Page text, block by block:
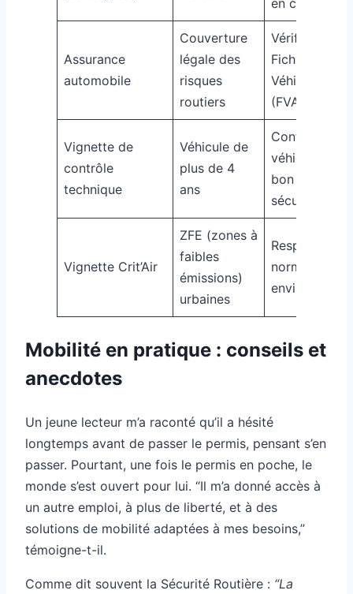
Assurance
automobile
Couverture
légale des
risques
routiers
Vérifiée via le
Fichier des
Véhicules
(FVA)
Vignette de
contrôle
technique
Véhicule de
plus de 4
ans
Confirme
véhicule est
bon état de
sécurité
Vignette Crit’Air
ZFE (zones à
faibles
émissions)
urbaines
Respect des
normes
Mobilité en pratique : conseils et
anecdotes
Un jeune lecteur m’a raconté qu’il a hésité
longtemps avant de passer le permis, pensant s’en
passer. Pourtant, une fois le permis en poche, le
monde s’est ouvert pour lui. “Il m’a donné accès à
un autre emploi, à plus de liberté, et à des
solutions de mobilité adaptées à mes besoins,”
témoigne-t-il.
Comme dit souvent la Sécurité Routière : “La